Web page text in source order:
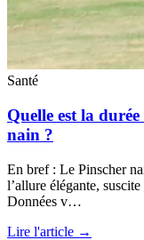
Santé
Quelle est la
nain ?
En bref : Le Pinscher
l’allure élégante,
Données v…
Lire l'article →